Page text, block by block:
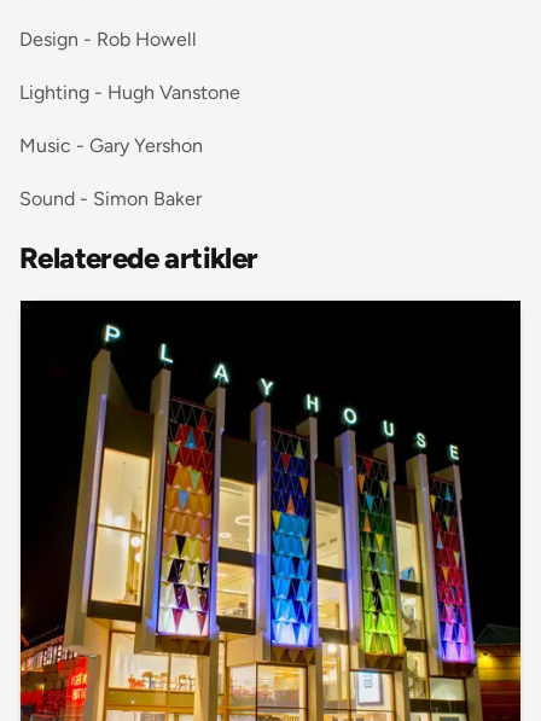
Design - Rob Howell
Lighting - Hugh Vanstone
Music - Gary Yershon
Sound - Simon Baker
Relaterede artikler